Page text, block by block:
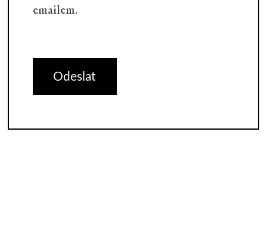
emailem.